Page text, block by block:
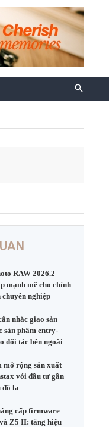
RAW 2026.2
mạnh mẽ cho chỉnh
chuyên nghiệp
nhắc giao sản
sản phẩm entry-
đối tác bên ngoài
rộng sản xuất
với đầu tư gần
đô la
cấp firmware
Z5 II: tăng hiệu